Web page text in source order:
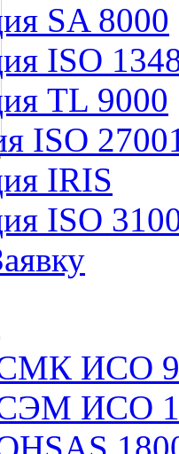
SA 8000
ISO
TL 9000
ISO
IRIS
ISO
СМК ИСО
СЭМ ИСО